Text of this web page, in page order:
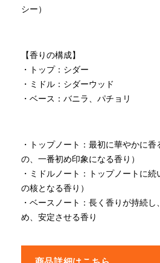
シー）
【香りの構成】
・トップ：シダー
・ミドル：シダーウッド
・ベース：バニラ、パチョリ
・トップノート：最初に華やかに
の、一番初め印象になる香り）
・ミドルノート：トップノートに
の核となる香り）
・ベースノート：長く香りが持続
め、安定させる香り